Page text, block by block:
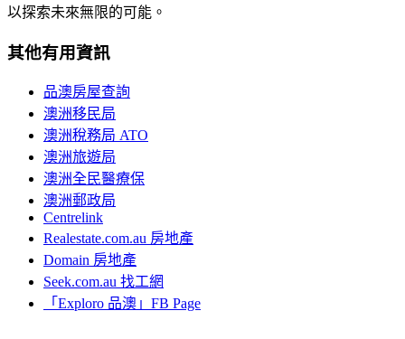
以探索未來無限的可能。
其他有用資訊
品澳房屋查詢
澳洲移民局
澳洲稅務局 ATO
澳洲旅遊局
澳洲全民醫療保
澳洲郵政局
Centrelink
Realestate.com.au 房地產
Domain 房地產
Seek.com.au 找工網
「Exploro 品澳」FB Page